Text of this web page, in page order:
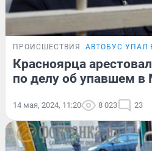
ПРОИСШЕСТВИЯ АВТОБУС УПАЛ
Красноярца
по делу об упавшем в
14 мая, 2024, 11:20 8 023 23